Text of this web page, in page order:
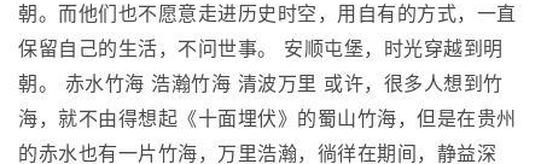
朝。而他们也不愿意走进历史时空，用自有的方式，一直
保留自己的生活，不问世事。 安顺屯堡，时光穿越到明
朝。 赤水竹海 浩瀚竹海 清波万里 或许，很多人想到竹
海，就不由得想起《十面埋伏》的蜀山竹海，但是在贵州
的赤水也有一片竹海，万里浩瀚，徜徉在期间，静益深